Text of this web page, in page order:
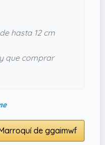
hasta 12 cm
que comprar
de ggaimwf